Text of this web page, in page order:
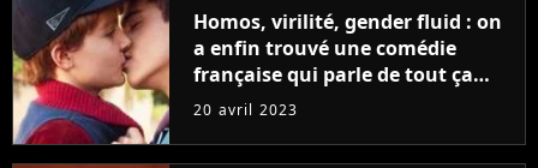
Homos, virilité, gender fluid : on
a enfin trouvé une comédie
française qui parle de tout ça
sans être super ringarde
20 avril 2023